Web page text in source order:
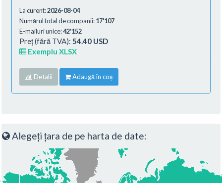
La curent:2026-08-04
Numărul total de companii:17'107
E-mailuri unice:42'152
Preț (fără TVA): 54.40 USD
Exemplu XLSX
Detalii Adaugă în coș
Alegeți țara de pe harta de date: